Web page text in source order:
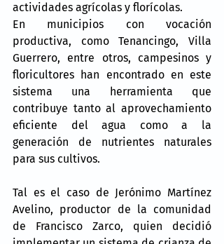
actividades agrícolas y florícolas.
En municipios con vocación
productiva, como Tenancingo, Villa
Guerrero, entre otros, campesinos y
floricultores han encontrado en este
sistema una herramienta que
contribuye tanto al aprovechamiento
eficiente del agua como a la
generación de nutrientes naturales
para sus cultivos.
Tal es el caso de Jerónimo Martínez
Avelino, productor de la comunidad
de Francisco Zarco, quien decidió